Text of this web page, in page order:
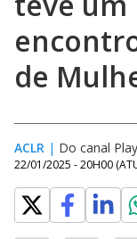
de
ACLR | Do canal
22/01/2025 - 20H00